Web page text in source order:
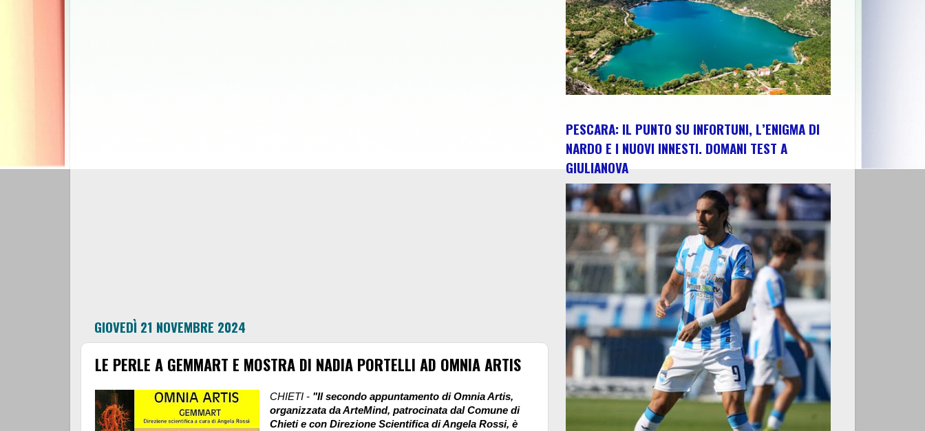
GIOVEDÌ 21 NOVEMBRE 2024
LE PERLE A GEMMART E MOSTRA DI NADIA PORTELLI AD OMNIA ARTIS
CHIETI - "Il secondo appuntamento di Omnia Artis,
organizzata da ArteMind, patrocinata dal Comune di
Chieti e con Direzione Scientifica di Angela Rossi, è
PESCARA: IL PUNTO SU INFORTUNI, L’ENIGMA DI
NARDO E I NUOVI INNESTI. DOMANI TEST A
GIULIANOVA